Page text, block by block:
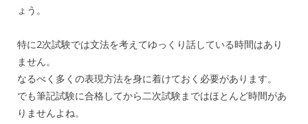
ょう。
特に2次試験では文法を考えてゆっくり話している時間はあり
ません。
なるべく多くの表現方法を身に着けておく必要があります。
でも筆記試験に合格してから二次試験まではほとんど時間があ
りませんよね。